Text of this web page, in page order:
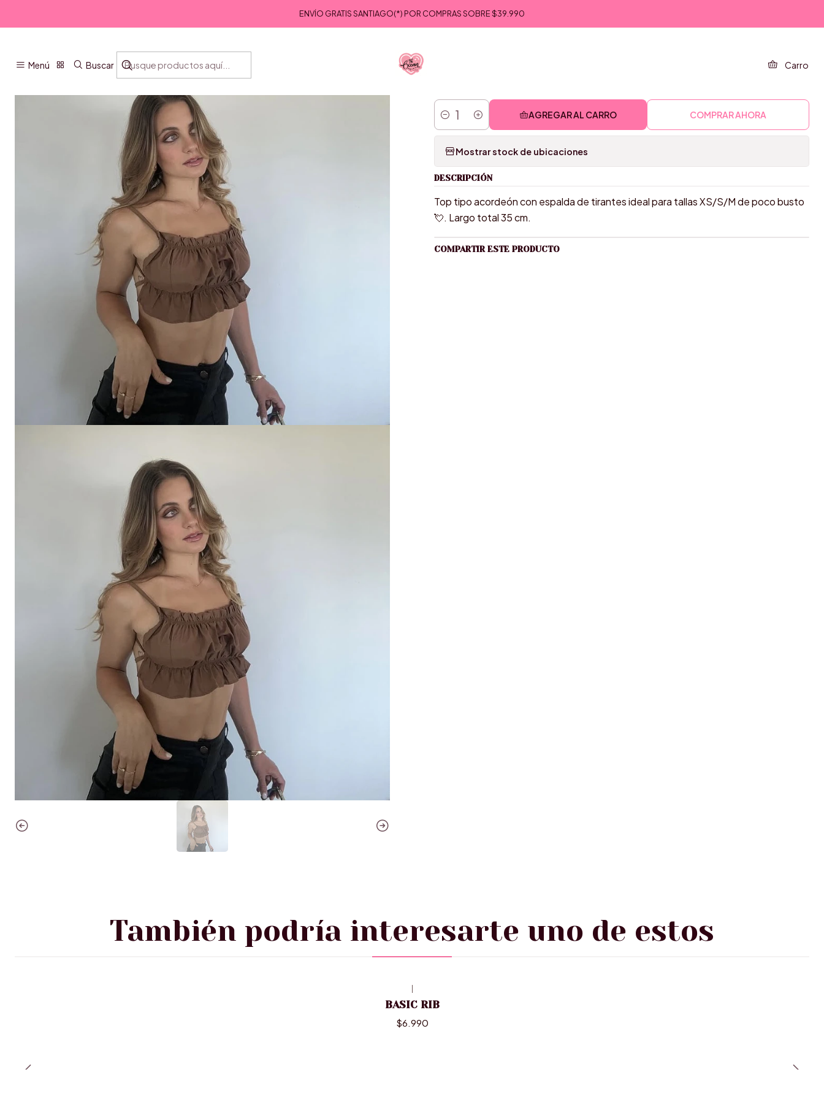
Menú Buscar Carro
ENVÍO GRATIS SANTIAGO(*) POR COMPRAS SOBRE$39.990
Inicio VESTUARIO MINI TOPS TOP OVEJERO
Cantidad
AGREGAR AL CARRO COMPRAR AHORA
Mostrar stock de ubicaciones
DESCRIPCIÓN
Top tipo acordeón con espalda de tirantes ideal para tallas XS/S/M de poco busto
💘. Largo total 35 cm.
COMPARTIR ESTE PRODUCTO
También podría interesarte uno de estos
BASIC RIB
$6.990